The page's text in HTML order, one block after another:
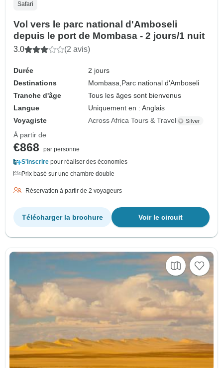
Safari
Vol vers le parc national d'Amboseli
depuis le port de Mombasa - 2 jours/1 nuit
3.0 (2 avis)
Durée
2 jours
Destinations
Mombasa,Parc national d'Amboseli
Tranche d'âge
Tous les âges sont bienvenus
Langue
Uniquement en : Anglais
Voyagiste
Across Africa Tours & Travel
À partir de
€868
par personne
S'inscrire pour réaliser des économies
Prix basé sur une chambre double
Réservation à partir de 2 voyageurs
Voir le circuit
Télécharger la brochure